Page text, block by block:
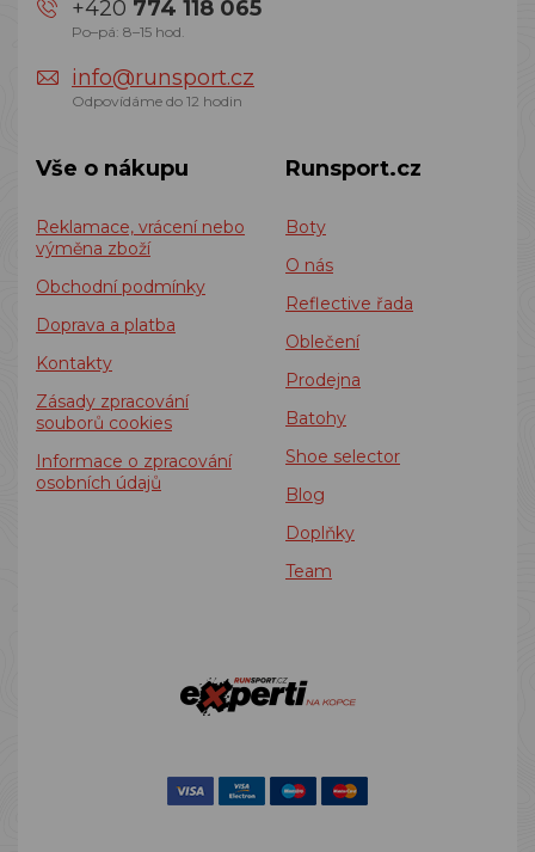
+420 774 118 065
Po–pá: 8–15 hod.
info@runsport.cz
Odpovídáme do 12 hodin
Vše o nákupu
Reklamace, vrácení nebo
výměna zboží
Obchodní podmínky
Doprava a platba
Kontakty
Zásady zpracování
souborů cookies
Informace o zpracování
osobních údajů
Runsport.cz
Boty
O nás
Reflective řada
Oblečení
Prodejna
Batohy
Shoe selector
Blog
Doplňky
Team